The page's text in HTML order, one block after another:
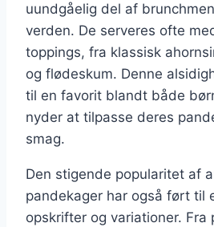
uundgåelig del af
verden. De serveres ofte
toppings, fra klassisk
og flødeskum. Denne
til en favorit blandt både
nyder at tilpasse deres
smag.
Den stigende popularitet af
pandekager har også ført til
opskrifter og variationer. Fra